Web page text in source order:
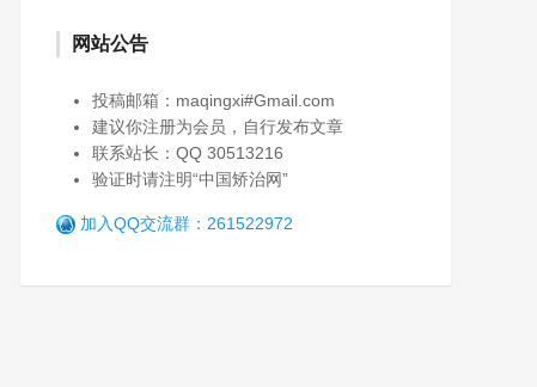
网站公告
投稿邮箱：maqingxi#Gmail.com
建议你注册为会员，自行发布文章
联系站长：QQ 30513216
验证时请注明“中国矫治网”
加入QQ交流群：261522972